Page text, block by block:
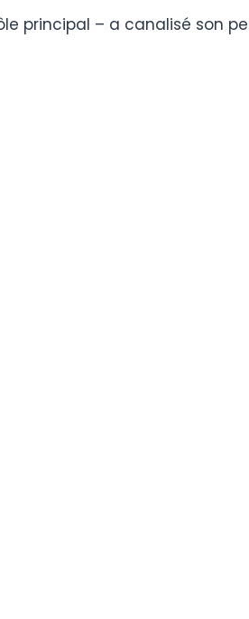
principal – a canalisé son